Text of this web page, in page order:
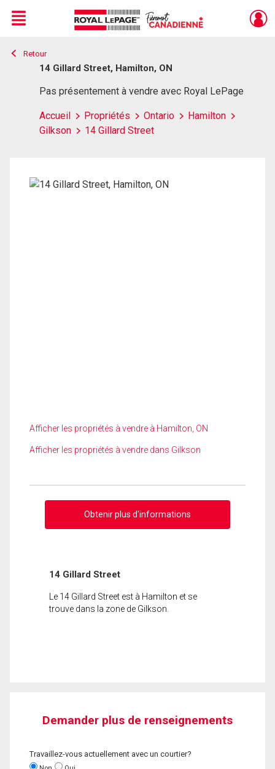
Live
En Direct
Menu
Retour
14 Gillard Street, Hamilton, ON
Pas présentement à vendre avec Royal LePage
Accueil Propriétés Ontario
Hamilton
Gilkson
14 Gillard Street
Afficher les propriétés à vendre à Hamilton, ON
Afficher les propriétés à vendre dans Gilkson
Obtenir plus d'informations
14 Gillard Street
Le 14 Gillard Street est à Hamilton et se
trouve dans la zone de Gilkson.
Demander plus de renseignements
Travaillez-vous actuellement avec un courtier?